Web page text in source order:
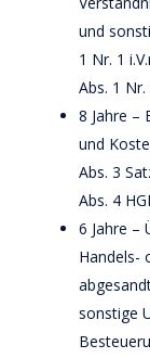
und
1 Nr. 1
Abs. 1 Nr.
8 Jahre –
und
Abs. 3
Abs. 4
6 Jahre –
Handels-
sonstige